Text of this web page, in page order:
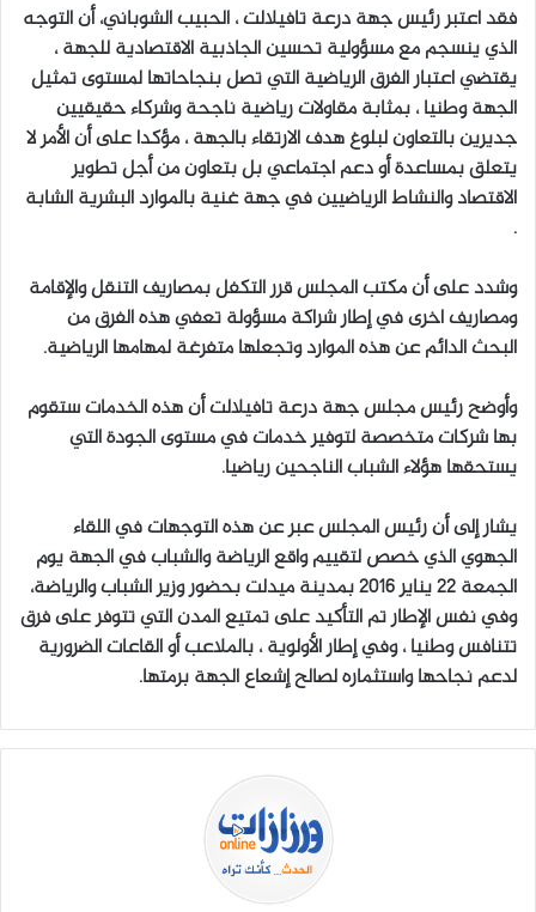
فقد اعتبر رئيس جهة درعة تافيلالت ، الحبيب الشوباني، أن التوجه
الذي ينسجم مع مسؤولية تحسين الجاذبية الاقتصادية للجهة ،
يقتضي اعتبار الفرق الرياضية التي تصل بنجاحاتها لمستوى تمثيل
الجهة وطنيا ، بمثابة مقاولات رياضية ناجحة وشركاء حقيقيين
جديرين بالتعاون لبلوغ هدف الارتقاء بالجهة ، مؤكدا على أن الأمر لا
يتعلق بمساعدة أو دعم اجتماعي بل بتعاون من أجل تطوير
الاقتصاد والنشاط الرياضيين في جهة غنية بالموارد البشرية الشابة
.
وشدد على أن مكتب المجلس قرر التكفل بمصاريف التنقل والإقامة
ومصاريف اخرى في إطار شراكة مسؤولة تعفي هذه الفرق من
البحث الدائم عن هذه الموارد وتجعلها متفرغة لمهامها الرياضية.
وأوضح رئيس مجلس جهة درعة تافيلالت أن هذه الخدمات ستقوم
بها شركات متخصصة لتوفير خدمات في مستوى الجودة التي
يستحقها هؤلاء الشباب الناجحين رياضيا.
يشار إلى أن رئيس المجلس عبر عن هذه التوجهات في اللقاء
الجهوي الذي خصص لتقييم واقع الرياضة والشباب في الجهة يوم
الجمعة 22 يناير 2016 بمدينة ميدلت بحضور وزير الشباب والرياضة،
وفي نفس الإطار تم التأكيد على تمتيع المدن التي تتوفر على فرق
تتنافس وطنيا ، وفي إطار الأولوية ، بالملاعب أو القاعات الضرورية
لدعم نجاحها واستثماره لصالح إشعاع الجهة برمتها.